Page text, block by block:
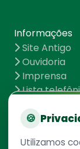
Informações
Site Antigo
Ouvidoria
Imprensa
Lista
UFFS
Mapa do site
🍪
Utilizamos